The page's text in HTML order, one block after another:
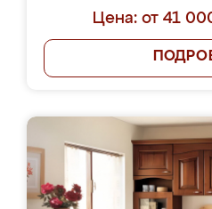
Цена: от 41